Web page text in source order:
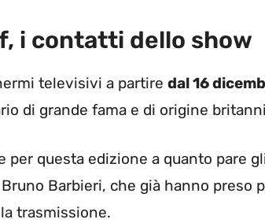
i contatti dello show
televisivi a partire dal 16
di grande fama e di origine
per questa edizione a quanto pare
Barbieri, che già hanno preso
trasmissione.